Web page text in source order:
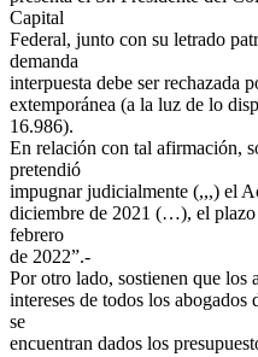
Capital
Federal, junto con su letrado
demanda
interpuesta debe ser rechazada
extemporánea (a la luz de lo
16.986).
En relación con tal afirmación,
pretendió
impugnar judicialmente (,,,) el
diciembre de 2021 (…), el plazo
febrero
de 2022”.-
Por otro lado, sostienen que los
intereses de todos los
se
encuentran dados los